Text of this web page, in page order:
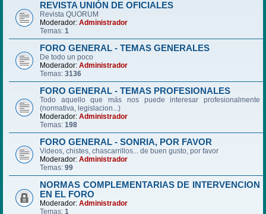
REVISTA UNIÓN DE OFICIALES
Revista QUORUM
Moderador: Administrador
Temas: 1
FORO GENERAL - TEMAS GENERALES
De todo un poco
Moderador: Administrador
Temas: 3136
FORO GENERAL - TEMAS PROFESIONALES
Todo aquello que más nos puede interesar profesionalmente
(normativa, legislacion...)
Moderador: Administrador
Temas: 198
FORO GENERAL - SONRIA, POR FAVOR
Videos, chistes, chascarrillos... de buen gusto, por favor
Moderador: Administrador
Temas: 99
NORMAS COMPLEMENTARIAS DE INTERVENCION
EN EL FORO
Moderador: Administrador
Temas: 1